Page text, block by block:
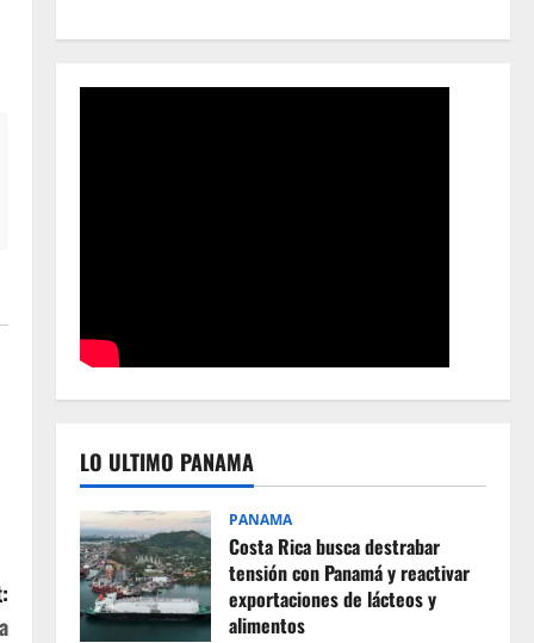
LO ULTIMO PANAMA
PANAMA
Costa Rica busca destrabar
tensión con Panamá y reactivar
exportaciones de lácteos y
alimentos